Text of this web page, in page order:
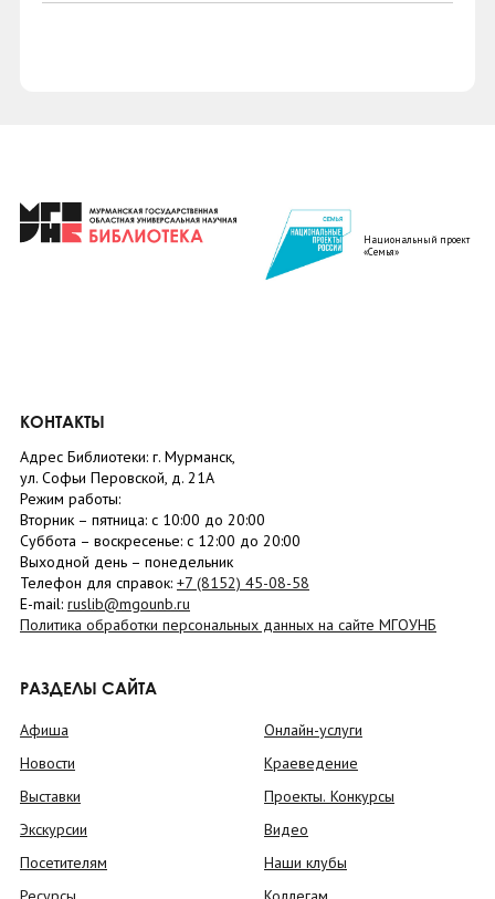
Национальный проект
«Семья»
КОНТАКТЫ
Адрес Библиотеки: г. Мурманск,
ул. Софьи Перовской, д. 21А
Режим работы:
Вторник – пятница: с 10:00 до 20:00
Суббота – воскресенье: c 12:00 до 20:00
Выходной день – понедельник
Телефон для справок: +7 (8152) 45-08-58
E-mail: ruslib@mgounb.ru
Политика обработки персональных данных на сайте МГОУНБ
РАЗДЕЛЫ САЙТА
Афиша
Новости
Выставки
Экскурсии
Посетителям
Онлайн-услуги
Краеведение
Проекты. Конкурсы
Видео
Наши клубы